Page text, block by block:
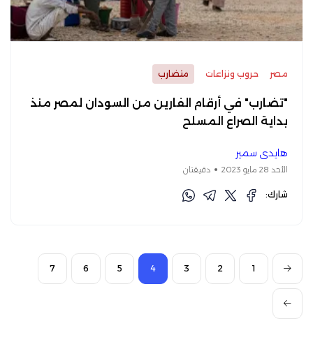
مصر حروب ونزاعات متضارب
"تضارب" في أرقام الفارين من السودان لمصر منذ
بداية الصراع المسلح
هايدي سمير
الأحد 28 مايو 2023 دقيقتان
شارك:
1
2
3
4
5
6
7